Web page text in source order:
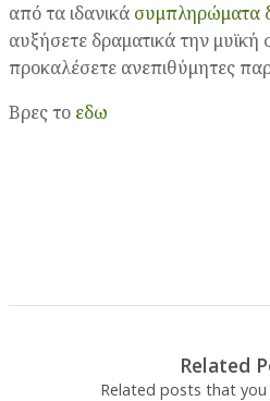
από τα ιδανικά συμπληρώματα
αυξήσετε δραματικά την
προκαλέσετε ανεπιθύμητες
Βρες το εδω
Related
Related posts that